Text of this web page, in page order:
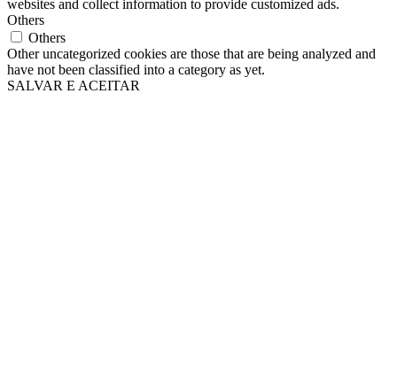
websites and collect information to provide customized ads.
Others
Others
Other uncategorized cookies are those that are being analyzed and
have not been classified into a category as yet.
SALVAR E ACEITAR